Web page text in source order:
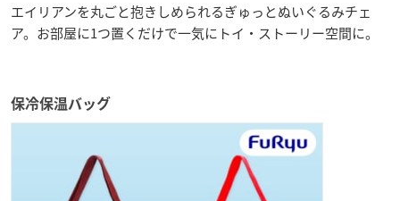
エイリアンを丸ごと抱きしめられるぎゅっとぬいぐるみチェ
ア。お部屋に1つ置くだけで一気にトイ・ストーリー空間に。
保冷保温バッグ